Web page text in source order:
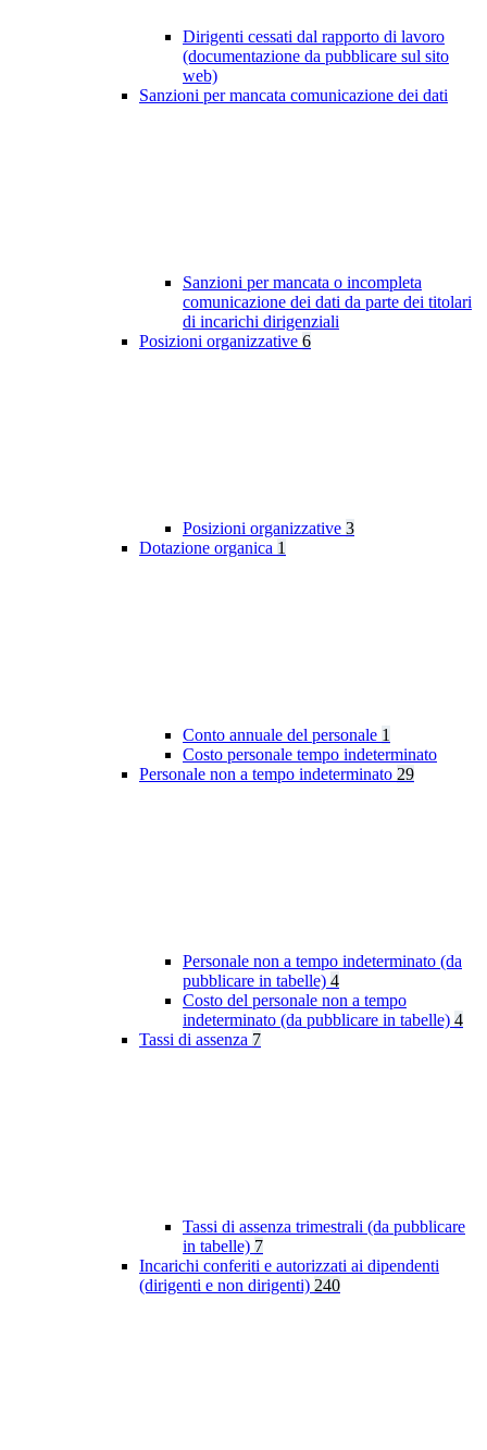
Dirigenti cessati dal rapporto di lavoro
(documentazione da pubblicare sul sito
web)
Sanzioni per mancata comunicazione dei dati
Sanzioni per mancata o incompleta
comunicazione dei dati da parte dei titolari
di incarichi dirigenziali
Posizioni organizzative 6
Posizioni organizzative 3
Dotazione organica 1
Conto annuale del personale 1
Costo personale tempo indeterminato
Personale non a tempo indeterminato 29
Personale non a tempo indeterminato (da
pubblicare in tabelle) 4
Costo del personale non a tempo
indeterminato (da pubblicare in tabelle) 4
Tassi di assenza 7
Tassi di assenza trimestrali (da pubblicare
in tabelle) 7
Incarichi conferiti e autorizzati ai dipendenti
(dirigenti e non dirigenti) 240